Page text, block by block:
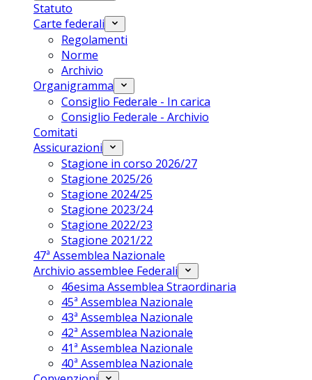
Statuto
Carte federali
Regolamenti
Norme
Archivio
Organigramma
Consiglio Federale - In carica
Consiglio Federale - Archivio
Comitati
Assicurazioni
Stagione in corso 2026/27
Stagione 2025/26
Stagione 2024/25
Stagione 2023/24
Stagione 2022/23
Stagione 2021/22
47ª Assemblea Nazionale
Archivio assemblee Federali
46esima Assemblea Straordinaria
45ª Assemblea Nazionale
43ª Assemblea Nazionale
42ª Assemblea Nazionale
41ª Assemblea Nazionale
40ª Assemblea Nazionale